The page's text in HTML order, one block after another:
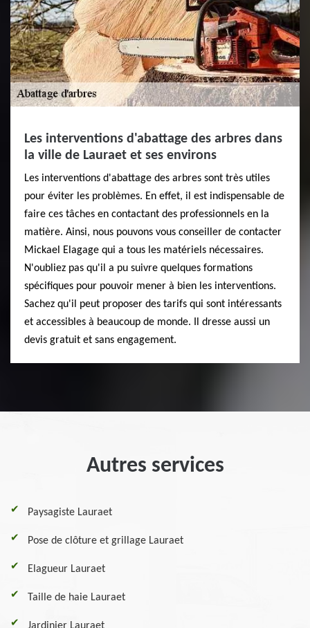
Les interventions d'abattage des arbres dans
la ville de Lauraet et ses environs
Les interventions d'abattage des arbres sont très utiles
pour éviter les problèmes. En effet, il est indispensable de
faire ces tâches en contactant des professionnels en la
matière. Ainsi, nous pouvons vous conseiller de contacter
Mickael Elagage qui a tous les matériels nécessaires.
N'oubliez pas qu'il a pu suivre quelques formations
spécifiques pour pouvoir mener à bien les interventions.
Sachez qu'il peut proposer des tarifs qui sont intéressants
et accessibles à beaucoup de monde. Il dresse aussi un
devis gratuit et sans engagement.
Autres services
Paysagiste Lauraet
Pose de clôture et grillage Lauraet
Elagueur Lauraet
Taille de haie Lauraet
Jardinier Lauraet